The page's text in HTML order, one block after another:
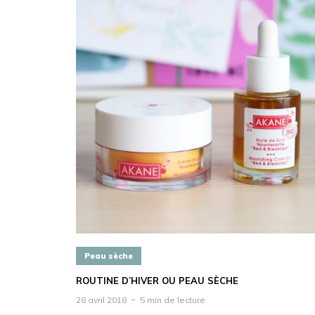
Peau sèche
ROUTINE D’HIVER OU PEAU SÈCHE
28 avril 2018 5 min de lecture